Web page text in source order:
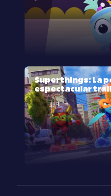
Superthings: La
espectacular